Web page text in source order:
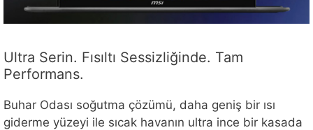
Ultra Serin. Fısıltı Sessizliğinde. Tam
Performans.
Buhar Odası soğutma çözümü, daha geniş bir ısı
giderme yüzeyi ile sıcak havanın ultra ince bir kasada